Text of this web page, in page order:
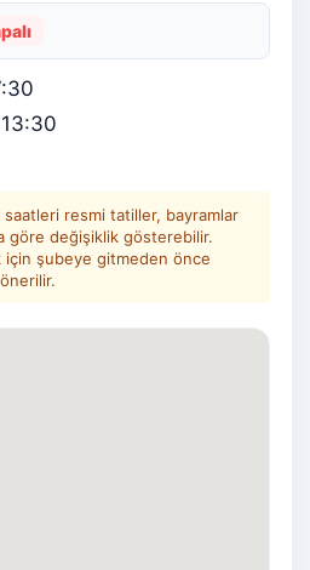
saatleri resmi tatiller, bayramlar
göre değişiklik gösterebilir.
için şubeye gitmeden önce